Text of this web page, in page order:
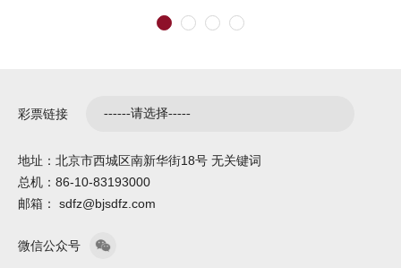
彩票链接
地址：北京市西城区南新华街18号 无关键词
总机：86-10-83193000
邮箱： sdfz@bjsdfz.com
微信公众号